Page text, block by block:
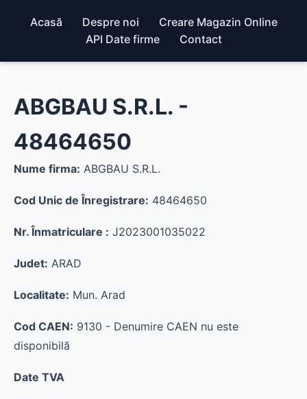
Acasă Despre noi
Creare Magazin Online
API Date firme
Contact
ABGBAU S.R.L. -
48464650
Nume firma: ABGBAU S.R.L.
Cod Unic de Înregistrare: 48464650
Nr. Înmatriculare : J2023001035022
Judet: ARAD
Localitate: Mun. Arad
Cod CAEN: 9130 - Denumire CAEN nu este
disponibilă
Date TVA